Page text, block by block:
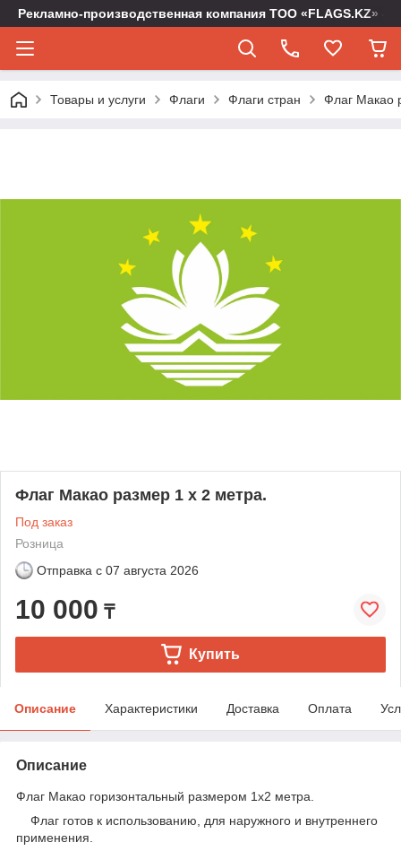
Рекламно-производственная компания ТОО «FLAGS.KZ» -
Товары и услуги Флаги Флаги стран Флаг Макао
Флаг Макао размер 1 х 2 метра.
Под заказ
Розница
Отправка с 07 августа 2026
10 000 ₸
Купить
Описание Характеристики Доставка Оплата
Описание
Флаг Макао горизонтальный размером 1х2 метра.
Флаг готов к использованию, для наружного и внутреннего
применения.